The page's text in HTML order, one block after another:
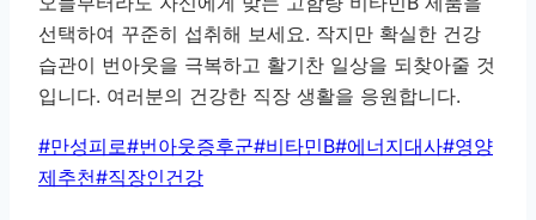
선택하여 꾸준히 섭취해 보세요. 작지만 확실한 건강
습관이 번아웃을 극복하고 활기찬 일상을 되찾아줄 것
입니다. 여러분의 건강한 직장 생활을 응원합니다.
Post
Tags:
#만성피로#번아웃증후군#비타민B#에너지대사#영양
제추천#직장인건강